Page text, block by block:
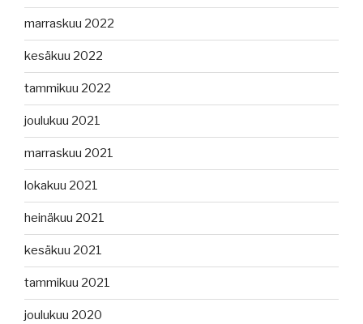
marraskuu 2022
kesäkuu 2022
tammikuu 2022
joulukuu 2021
marraskuu 2021
lokakuu 2021
heinäkuu 2021
kesäkuu 2021
tammikuu 2021
joulukuu 2020